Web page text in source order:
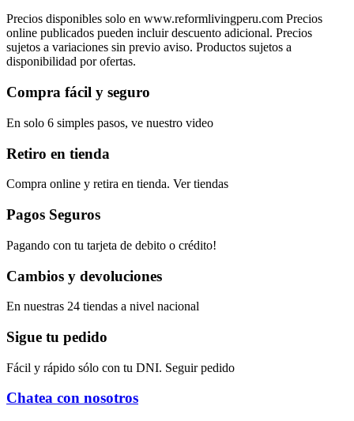
Precios disponibles solo en www.reformlivingperu.com Precios
online publicados pueden incluir descuento adicional. Precios
sujetos a variaciones sin previo aviso. Productos sujetos a
disponibilidad por ofertas.
Compra fácil y seguro
En solo 6 simples pasos, ve nuestro video
Retiro en tienda
Compra online y retira en tienda. Ver tiendas
Pagos Seguros
Pagando con tu tarjeta de debito o crédito!
Cambios y devoluciones
En nuestras 24 tiendas a nivel nacional
Sigue tu pedido
Fácil y rápido sólo con tu DNI. Seguir pedido
Chatea con nosotros